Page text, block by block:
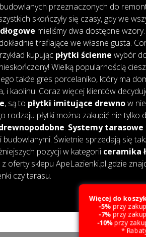
przeznaczonych do
skończyły się czasy, gdy we
mieliśmy dwa dostępne
dokładnie trafiające we własne gusta.
kupując płytki ścienne wybór
Wielką popularnością
także gres porcelaniko, który ma
i kaolinu. Coraz więcej klientów
, są to płytki imitujące drewnow
rodzaju płytki można zakupić nie tylko
. Systemy tarasowe
budowlanymi. Świetnie sprzedają się
pozycji w kategorii ceramika
oferty sklepu ApeLazienki.pl gdzie
czy tarasu.
Więcej do
-5%przy
-7%przy
-10%przy
*